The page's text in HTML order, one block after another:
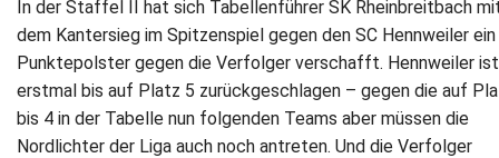
In der Staffel II hat sich Tabellenführer SK Rheinbreitbach
dem Kantersieg im Spitzenspiel gegen den SC Hennweiler ein
Punktepolster gegen die Verfolger verschafft. Hennweiler ist
erstmal bis auf Platz 5 zurückgeschlagen – gegen die auf
bis 4 in der Tabelle nun folgenden Teams aber müssen die
Nordlichter der Liga auch noch antreten. Und die Verfolger